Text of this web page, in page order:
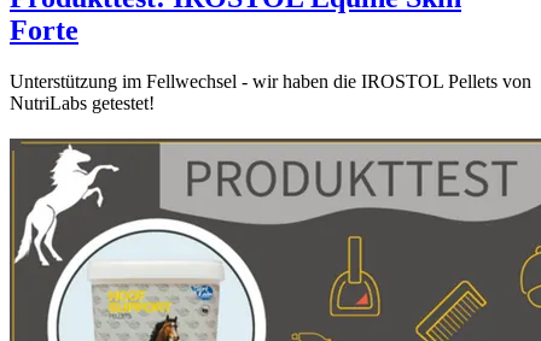
Forte
Unterstützung im Fellwechsel - wir haben die IROSTOL Pellets von
NutriLabs getestet!